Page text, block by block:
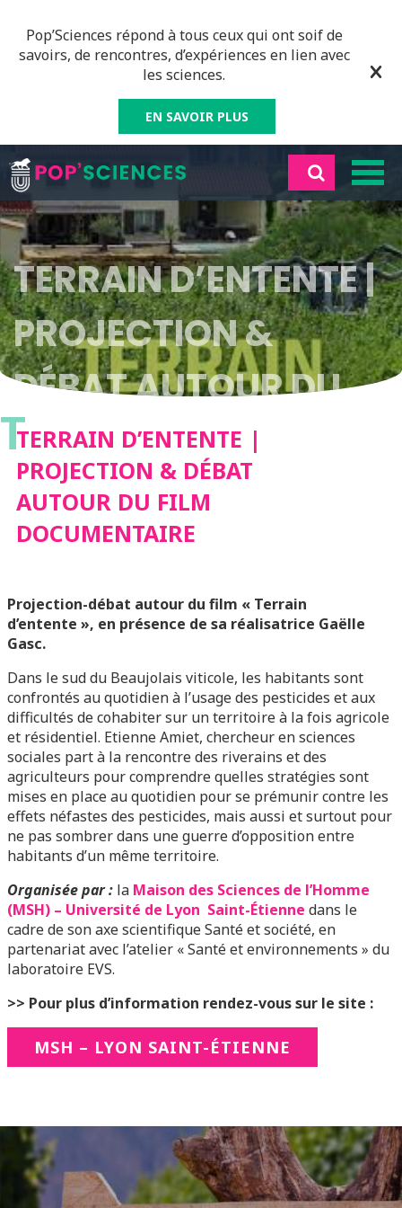
Pop’Sciences répond à tous ceux qui ont soif de
savoirs, de rencontres, d’expériences en lien avec
les sciences.
EN SAVOIR PLUS
TERRAIN D’ENTENTE |
PROJECTION &
DÉBAT AUTOUR DU
FILM DOCUMENTAIRE
TTERRAIN D’ENTENTE |
PROJECTION & DÉBAT
AUTOUR DU FILM
DOCUMENTAIRE
Projection-débat autour du film « Terrain
d’entente », en présence de sa réalisatrice Gaëlle
Gasc.
Dans le sud du Beaujolais viticole, les habitants sont
confrontés au quotidien à l’usage des pesticides et aux
difficultés de cohabiter sur un territoire à la fois agricole
et résidentiel. Etienne Amiet, chercheur en sciences
sociales part à la rencontre des riverains et des
agriculteurs pour comprendre quelles stratégies sont
mises en place au quotidien pour se prémunir contre les
effets néfastes des pesticides, mais aussi et surtout pour
ne pas sombrer dans une guerre d’opposition entre
habitants d’un même territoire.
Organisée par : la Maison des Sciences de l’Homme
(MSH) – Université de Lyon Saint-Étienne dans le
cadre de son axe scientifique Santé et société, en
partenariat avec l’atelier « Santé et environnements » du
laboratoire EVS.
>> Pour plus d’information rendez-vous sur le site :
MSH – LYON SAINT-ÉTIENNE